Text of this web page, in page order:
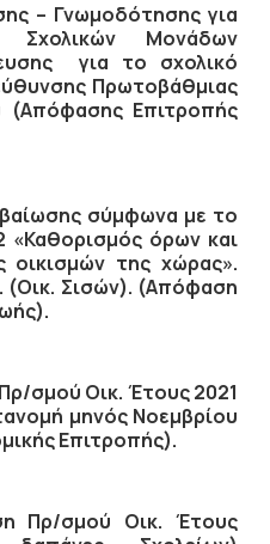
– Γνωμοδότησης για
Σχολικών Μονάδων
για το σχολικό
Πρωτοβάθμιας
(Απόφασης Επιτροπής
σύμφωνα με το
«Καθορισμός όρων και
οικισμών της χώρας».
(Οικ. Σισών). (Απόφαση
σμού Οικ. Έτους 2021
μηνός Νοεμβρίου
Επιτροπής).
Πρ/σμού Οικ. Έτους